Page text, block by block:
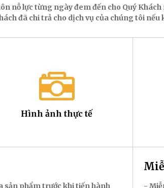
nỗ lực từng ngày đem đến cho Quý Khách
đã chi trả cho dịch vụ của chúng tôi
Hình ảnh thực tế
sản phẩm trước khi tiến hành
-